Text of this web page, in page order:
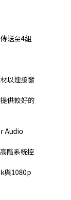
送至4組
以連接發
供較好的
Audio
階系統控
與1080p